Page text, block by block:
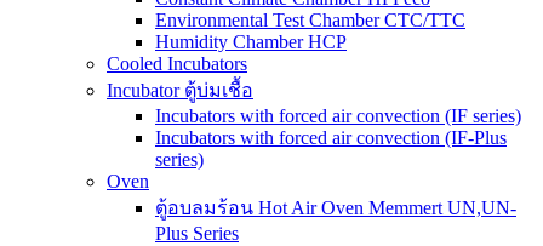
Environmental Test Chamber CTC/TTC
Humidity Chamber HCP
Cooled Incubators
Incubator ตู้บ่มเชื้อ
Incubators with forced air convection (IF series)
Incubators with forced air convection (IF-Plus
series)
Oven
ตู้อบลมร้อน Hot Air Oven Memmert UN,UN-
Plus Series